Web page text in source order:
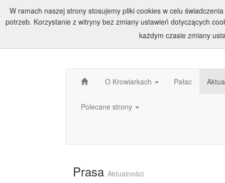
O Krowiarkach Pałac
Polecane strony
Prasa Aktualności
W ramach naszej strony stosujemy pliki cookies w celu
potrzeb. Korzystanie z witryny bez zmiany ustawień dotyczących
każdym czasie zmiany